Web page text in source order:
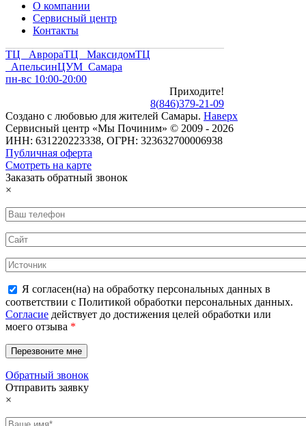
О компании
Сервисный центр
Контакты
ТЦ АврораТЦ МаксидомТЦ
АпельсинЦУМ Самара
пн-вс 10:00-20:00
Приходите!
8(846)379-21-09
Создано с любовью для жителей Самары. Наверх
Сервисный центр «Мы Починим» © 2009 - 2026
ИНН: 631220223338, ОГРН: 323632700006938
Публичная оферта
Смотреть на карте
Заказать обратный звонок
×
Я согласен(на) на обработку персональных данных в
соответствии с Политикой обработки персональных данных.
Согласие действует до достижения целей обработки или
моего отзыва *
Обратный звонок
Отправить заявку
×